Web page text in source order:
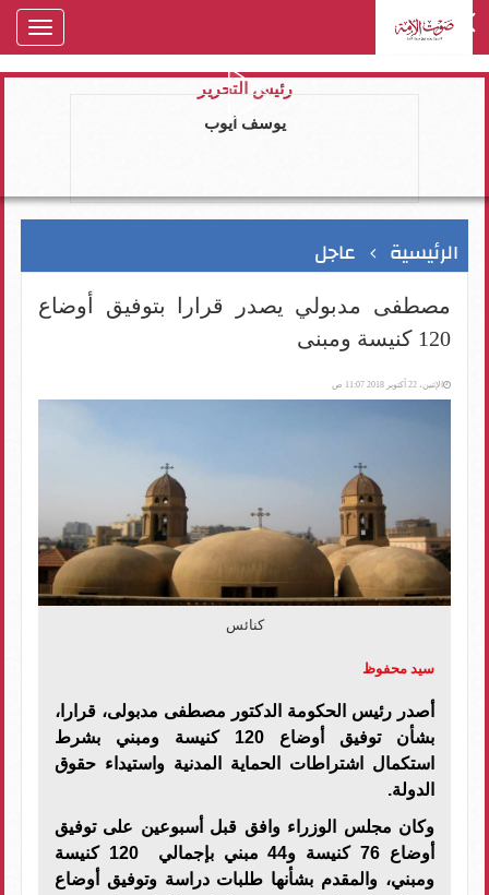
رئيس التحرير
يوسف ايوب
الرئيسية عاجل
مصطفى مدبولي يصدر قرارا بتوفيق أوضاع
120 كنيسة ومبنى
الإثنين، 22 أكتوبر 2018 11:07 ص
كنائس
سيد محفوظ
أصدر رئيس الحكومة الدكتور مصطفى مدبولى، قرارا،
بشأن توفيق أوضاع 120 كنيسة ومبني بشرط
استكمال اشتراطات الحماية المدنية واستيداء حقوق
الدولة.
وكان مجلس الوزراء وافق قبل أسبوعين على توفيق
أوضاع 76 كنيسة و44 مبني بإجمالي 120 كنيسة
ومبني، والمقدم بشأنها طلبات دراسة وتوفيق أوضاع